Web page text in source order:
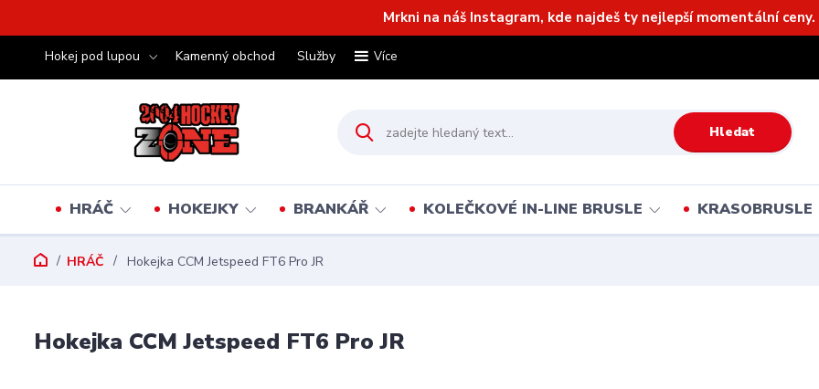
Mrkni na náš Instagram, kde najdeš ty nejlepší momentální ceny.
Hokej pod lupou Kamenný obchod Služby Více
Hledat
HRÁČ HOKEJKY BRANKÁŘ KOLEČKOVÉ IN-LINE BRUSLE KRASOBRUSLE
HRÁČ Hokejka CCM Jetspeed FT6 Pro JR
Hokejka CCM Jetspeed FT6 Pro JR